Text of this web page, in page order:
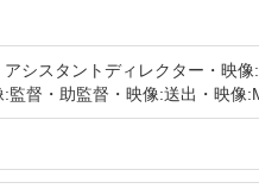
シスタントディレクター・映
監督・助監督・映像:送出・映